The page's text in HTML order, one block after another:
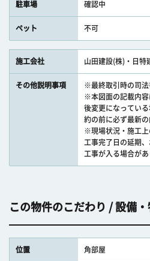
駐車場 確認中
ペット 不可
施工会社 山田建設(株)・日特
その他説明事項
※最終取引時の司法
※本図面の記載内容
後変更になってい
約の前に必ず最新の
※現場状況・施工上
工事完了日の延期
工事が入る場合があ
この物件のこだわり / 設備・
位置 角部屋